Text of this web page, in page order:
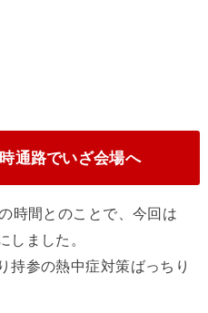
通路でいざ会場へ
時間とのことで、今回は
しました。
持参の熱中症対策ばっちり